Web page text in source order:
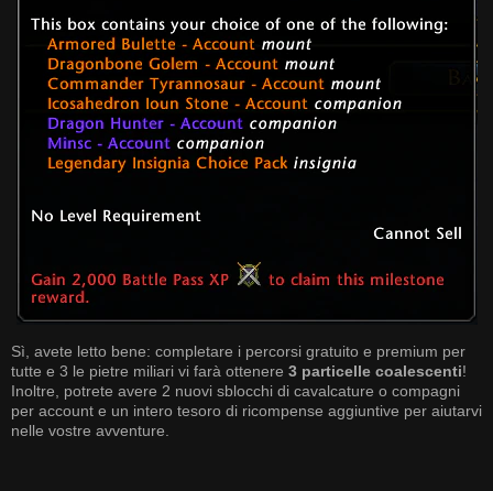
Sì, avete letto bene: completare i percorsi gratuito e premium per
tutte e 3 le pietre miliari vi farà ottenere 3 particelle coalescenti!
Inoltre, potrete avere 2 nuovi sblocchi di cavalcature o compagni
per account e un intero tesoro di ricompense aggiuntive per aiutarvi
nelle vostre avventure.